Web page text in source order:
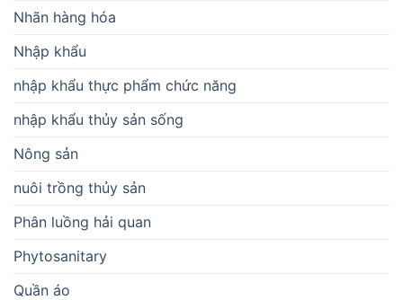
Nhãn hàng hóa
Nhập khẩu
nhập khẩu thực phẩm chức năng
nhập khẩu thủy sản sống
Nông sản
nuôi trồng thủy sản
Phân luồng hải quan
Phytosanitary
Quần áo